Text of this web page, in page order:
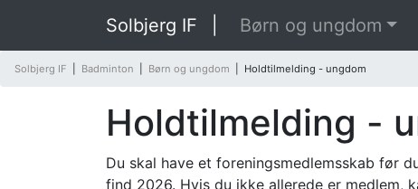
Solbjerg IF Børn og ungdom
Solbjerg IF Badminton Børn og ungdom Holdtilmelding - ungdom
Holdtilmelding -
Du skal have et foreningsmedlemsskab før
find 2026. Hvis du ikke allerede er medlem,